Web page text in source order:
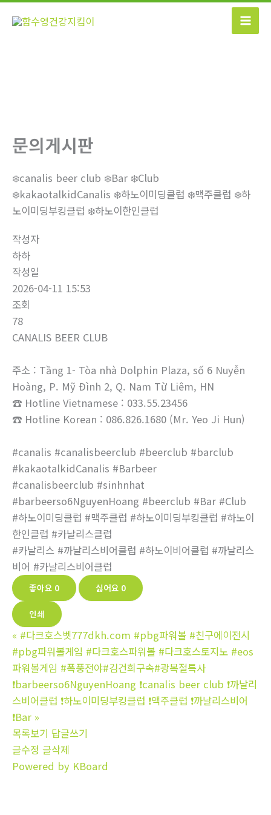
콘
문의게시판
❄️canalis beer club ❄️Bar ❄️Club
❄️kakaotalkidCanalis ❄️하노이미딩클럽 ❄️맥주클럽 ❄️하
노이미딩부킹클럽 ❄️하노이한인클럽
작성자
하하
작성일
2026-04-11 15:53
조회
78
CANALIS BEER CLUB
주소 : Tầng 1- Tòa nhà Dolphin Plaza, số 6 Nuyễn
Hoàng, P. Mỹ Đình 2, Q. Nam Từ Liêm, HN
☎ Hotline Vietnamese : 033.55.23456
☎ Hotline Korean : 086.826.1680 (Mr. Yeo Ji Hun)
#canalis #canalisbeerclub #beerclub #barclub
#kakaotalkidCanalis #Barbeer
#canalisbeerclub #sinhnhat
#barbeerso6NguyenHoang #beerclub #Bar #Club
#하노이미딩클럽 #맥주클럽 #하노이미딩부킹클럽 #하노이
한인클럽 #카날리스클럽
#카날리스 #까날리스비어클럽 #하노이비어클럽 #까날리스
비어 #카날리스비어클럽
좋아요 0 싫어요 0
인쇄
« #다크호스벳777dkh.com #pbg파워볼 #친구에이전시
#pbg파워볼게임 #다크호스파워볼 #다크호스토지노 #eos
파워볼게임 #폭풍전야#김건희구속#광복절특사
❗barbeerso6NguyenHoang ❗canalis beer club ❗까날리
스비어클럽 ❗하노이미딩부킹클럽 ❗맥주클럽 ❗까날리스비어
❗Bar »
목록보기 답글쓰기
글수정 글삭제
Powered by KBoard